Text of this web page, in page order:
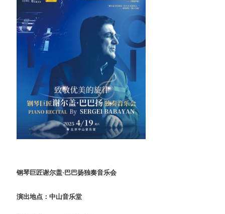
钢琴巨匠谢尔盖·巴巴扬独奏音乐会
演出地点：中山音乐堂